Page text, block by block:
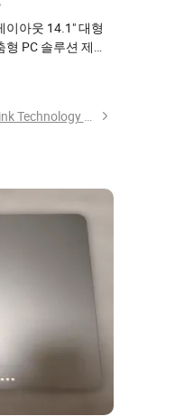
이아웃 14.1" 대형
PC 솔루션 제공
어 상업용 프레젠
Shenzhen Sy Smartlink Technology Co., Ltd.